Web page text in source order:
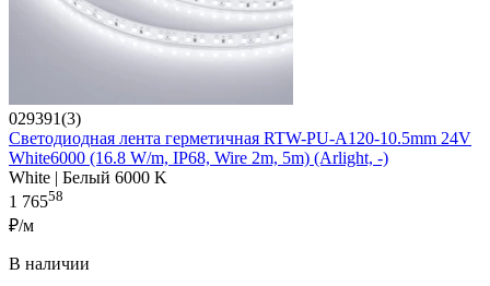
029391(3)
Светодиодная лента герметичная RTW-PU-A120-10.5mm 24V
White6000 (16.8 W/m, IP68, Wire 2m, 5m) (Arlight, -)
White | Белый 6000 K
1 76558
₽/м
В наличии